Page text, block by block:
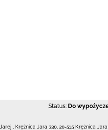
Status: Do
Krężnica Jara 330 20-515 Krężnica Jara